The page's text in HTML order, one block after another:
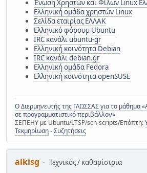
Ένωση Χρηστών και Φίλων Linux
Ελληνική ομάδα χρηστών Linux
Σελίδα εταιρίας ΕΛΛΑΚ
Ελληνικό φόρουμ Ubuntu
IRC κανάλι ubuntu-gr
Ελληνική κοινότητα Debian
IRC κανάλι debian.gr
Ελληνική ομάδα Fedora
Ελληνική κοινότητα openSUSE
Ο Διερμηνευτής της ΓΛΩΣΣΑΣ για το μάθημα
σε προγραμματιστικό περιβάλλον»
ΣΕΠΕΗΥ με Ubuntu/LTSP/sch-scripts/Επόπτη:
Τεκμηρίωση-Συζητήσεις
alkisg
Τεχνικός / καθαρίστρια